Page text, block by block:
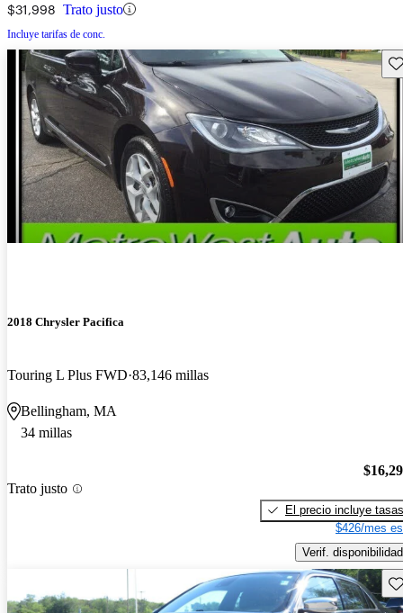
$31,998 Trato justo
Incluye tarifas de conc.
2018 Chrysler Pacifica
Touring L Plus FWD 83,146 millas
Bellingham, MA
34 millas
Trato justo
El precio incluye tasas
$426/mes
Verif. disponibilidad